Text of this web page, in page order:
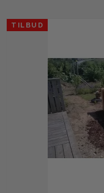
TILBUD